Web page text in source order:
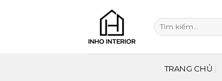
Tìm
kiếm:
TRANG CHỦ